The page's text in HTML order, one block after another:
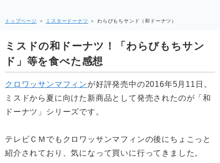
トップページ ＞ ミスタードーナツ ＞わらびもちサンド（和ドーナツ）
ミスドの和ドーナツ！「わらびもちサン
ド」等を食べた感想
クロワッサンマフィンが好評発売中の2016年5月11日。
ミスドから夏に向けた新商品として発売されたのが「和
ドーナツ」シリーズです。
テレビＣＭでもクロワッサンマフィンの後にちょこっと
紹介されており、気になって買いに行ってきました。